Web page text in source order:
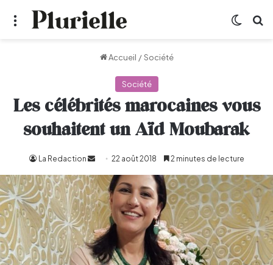
Menu
Accueil / Société
Société
Les célébrités marocaines vous
souhaitent un Aïd Moubarak
La Redaction
Envoyer
un
courriel
22 août 2018 2 minutes de lecture